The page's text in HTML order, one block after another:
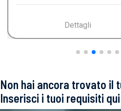
Dettagli
Non hai ancora trovato il
Inserisci i tuoi requisiti